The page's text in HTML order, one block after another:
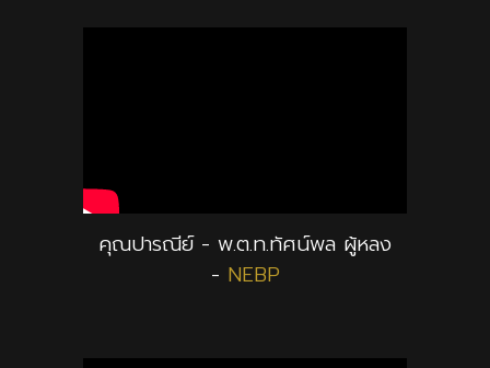
คุณปารณีย์ - พ.ต.ท.ทัศน์พล ผู้หลง
- NEBP